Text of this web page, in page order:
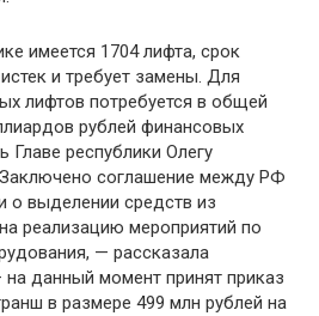
имеется 1704 лифта, срок
и требует замены. Для
лифтов потребуется в общей
рублей финансовых
Главе республики Олегу
соглашение между РФ
о выделении средств из
реализацию мероприятий по
— рассказала
данный момент принят приказ
в размере 499 млн рублей на